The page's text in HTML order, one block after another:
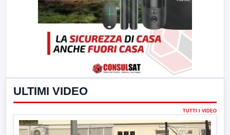
ULTIMI VIDEO
TUTTI I VIDEO